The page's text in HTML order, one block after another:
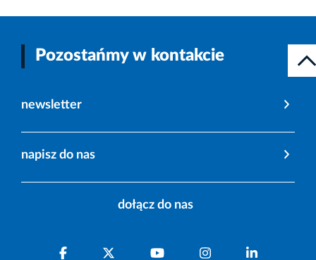
Pozostańmy w kontakcie
newsletter
napisz do nas
dołącz do nas